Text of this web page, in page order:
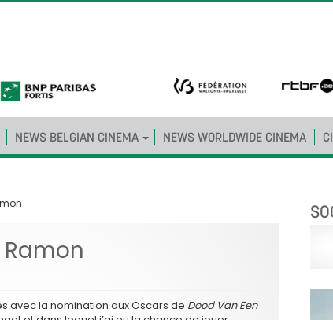
NEWS BELGIAN CINEMA NEWS WORLDWIDE CINEMA
Ramon
avec la nomination aux Oscars de Dood Van Een